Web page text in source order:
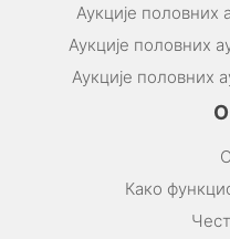
Аукције
Аукције половних
Аукције половних
Како